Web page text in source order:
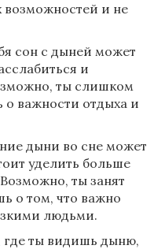
возможностей и не
сон с дыней может
и
ты слишком
о важности отдыха и
дыни во сне может
уделить больше
ты занят
о том, что важно
людьми.
где ты видишь дыню,